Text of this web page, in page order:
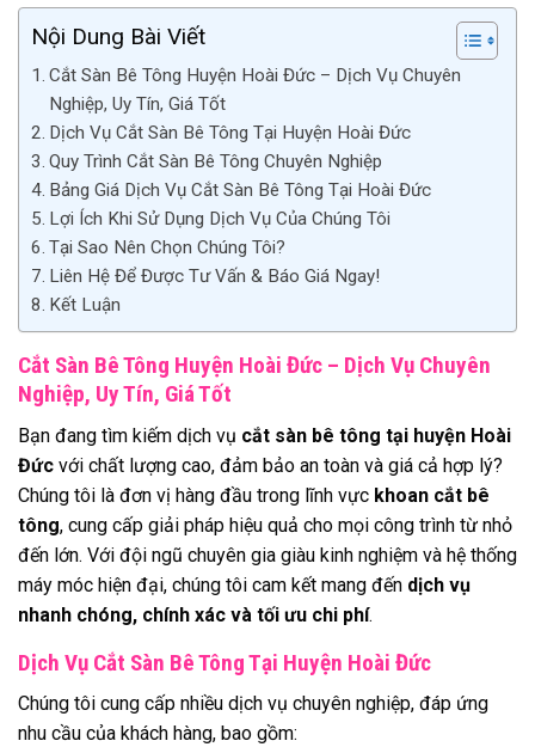
Nội Dung Bài Viết
Cắt Sàn Bê Tông Huyện Hoài Đức – Dịch Vụ Chuyên
Nghiệp, Uy Tín, Giá Tốt
Dịch Vụ Cắt Sàn Bê Tông Tại Huyện Hoài Đức
Quy Trình Cắt Sàn Bê Tông Chuyên Nghiệp
Bảng Giá Dịch Vụ Cắt Sàn Bê Tông Tại Hoài Đức
Lợi Ích Khi Sử Dụng Dịch Vụ Của Chúng Tôi
Tại Sao Nên Chọn Chúng Tôi?
Liên Hệ Để Được Tư Vấn & Báo Giá Ngay!
Kết Luận
Cắt Sàn Bê Tông Huyện Hoài Đức – Dịch Vụ Chuyên
Nghiệp, Uy Tín, Giá Tốt
Bạn đang tìm kiếm dịch vụ cắt sàn bê tông tại huyện Hoài
Đức với chất lượng cao, đảm bảo an toàn và giá cả hợp lý?
Chúng tôi là đơn vị hàng đầu trong lĩnh vực khoan cắt bê
tông, cung cấp giải pháp hiệu quả cho mọi công trình từ nhỏ
đến lớn. Với đội ngũ chuyên gia giàu kinh nghiệm và hệ thống
máy móc hiện đại, chúng tôi cam kết mang đến dịch vụ
nhanh chóng, chính xác và tối ưu chi phí.
Dịch Vụ Cắt Sàn Bê Tông Tại Huyện Hoài Đức
Chúng tôi cung cấp nhiều dịch vụ chuyên nghiệp, đáp ứng
nhu cầu của khách hàng, bao gồm: